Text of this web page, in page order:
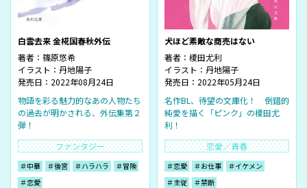
白雲去来 金椛国春秋外伝
著者： 篠原悠希
イラスト： 丹地陽子
発売日：2022年08月24日
物語を彩る魅力的なあの人物たち
の過去が明かされる、外伝集第２
弾！
ファンタジー
＃中華 ＃後宮 ＃ハラハラ
＃冒険
＃恋愛
犬ほど素敵な商売はない
著者： 榎田尤利
イラスト： 丹地陽子
発売日：2022年05月24日
名作BL、待望の文庫化！ 倒錯的
純愛を描く「ピンク」の榎田尤
利！
恋愛／青春
＃恋愛 ＃お仕事
＃イケメン
＃主従
＃禁断